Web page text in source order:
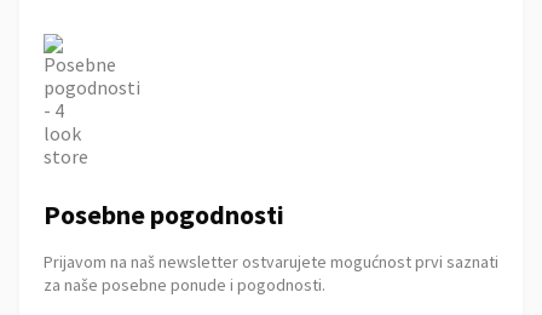
Posebne pogodnosti
Prijavom na naš newsletter ostvarujete mogućnost prvi saznati
za naše posebne ponude i pogodnosti.